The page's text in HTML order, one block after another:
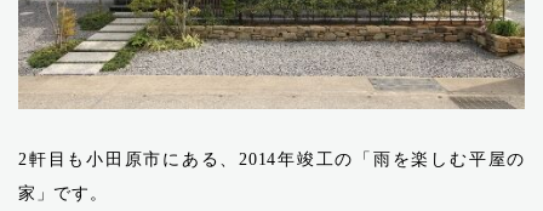
2軒目も小田原市にある、2014年竣工の「雨を楽しむ平屋の
家」です。